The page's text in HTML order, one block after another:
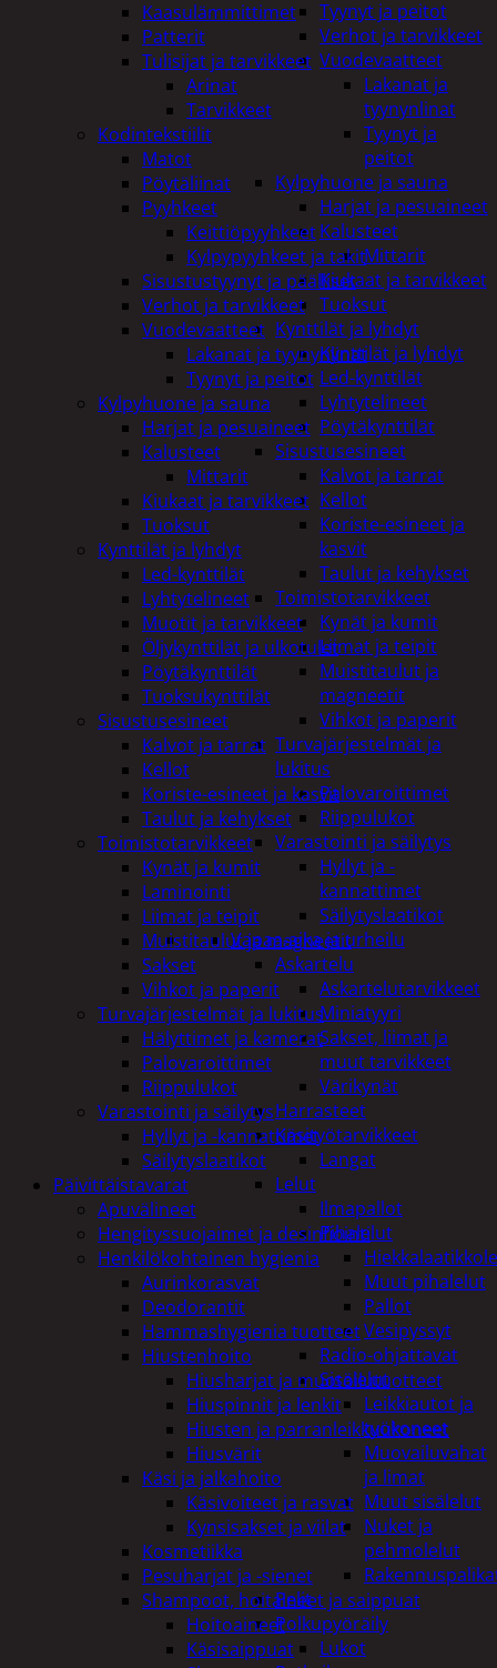
Tyynyt ja peitot
Verhot ja tarvikkeet
Vuodevaatteet
Lakanat ja
tyynynlinat
Tyynyt ja
peitot
Kylpyhuone ja sauna
Harjat ja pesuaineet
Kalusteet
Mittarit
Kiukaat ja tarvikkeet
Tuoksut
Kynttilät ja lyhdyt
Kynttilät ja lyhdyt
Led-kynttilät
Lyhtytelineet
Pöytäkynttilät
Sisustusesineet
Kalvot ja tarrat
Kellot
Koriste-esineet ja
kasvit
Taulut ja kehykset
Toimistotarvikkeet
Kynät ja kumit
Liimat ja teipit
Muistitaulut ja
magneetit
Vihkot ja paperit
Turvajärjestelmät ja
lukitus
Palovaroittimet
Riippulukot
Varastointi ja säilytys
Hyllyt ja -
kannattimet
Säilytyslaatikot
Vapaa-aika ja urheilu
Askartelu
Askartelutarvikkeet
Miniatyyri
Sakset, liimat ja
muut tarvikkeet
Värikynät
Harrasteet
Käsityötarvikkeet
Langat
Lelut
Ilmapallot
Pihalelut
Muut pihalelut
Pallot
Vesipyssyt
Radio-ohjattavat
Sisälelut
Leikkiautot ja
työkoneet
Muovailuvahat
ja limat
Muut sisälelut
Nuket ja
pehmolelut
Pelit
Polkupyöräily
Lukot
Kaasulämmittimet
Patterit
Tulisijat ja tarvikkeet
Arinat
Tarvikkeet
Kodintekstiilit
Matot
Pöytäliinat
Pyyhkeet
Keittiöpyyhkeet
Kylpypyyhkeet ja takit
Sisustustyynyt ja päälliset
Verhot ja tarvikkeet
Vuodevaatteet
Lakanat ja tyynynlinat
Tyynyt ja peitot
Kylpyhuone ja sauna
Harjat ja pesuaineet
Kalusteet
Mittarit
Kiukaat ja tarvikkeet
Tuoksut
Kynttilät ja lyhdyt
Led-kynttilät
Lyhtytelineet
Muotit ja tarvikkeet
Öljykynttilät ja ulkotulet
Pöytäkynttilät
Tuoksukynttilät
Sisustusesineet
Kalvot ja tarrat
Kellot
Koriste-esineet ja kasvit
Taulut ja kehykset
Toimistotarvikkeet
Kynät ja kumit
Laminointi
Liimat ja teipit
Muistitaulut ja magneetit
Sakset
Vihkot ja paperit
Turvajärjestelmät ja lukitus
Hälyttimet ja kamerat
Palovaroittimet
Riippulukot
Varastointi ja säilytys
Hyllyt ja -kannattimet
Säilytyslaatikot
Päivittäistavarat
Apuvälineet
Hengityssuojaimet ja desinfiointi
Henkilökohtainen hygienia
Aurinkorasvat
Deodorantit
Hammashygienia tuotteet
Hiustenhoito
Hiusharjat ja muotoilutuotteet
Hiuspinnit ja lenkit
Hiusten ja parranleikkuukoneet
Hiusvärit
Käsi ja jalkahoito
Käsivoiteet ja rasvat
Kynsisakset ja viilat
Kosmetiikka
Pesuharjat ja -sienet
Shampoot, hoitaineet ja saippuat
Hoitoaineet
Käsisaippuat